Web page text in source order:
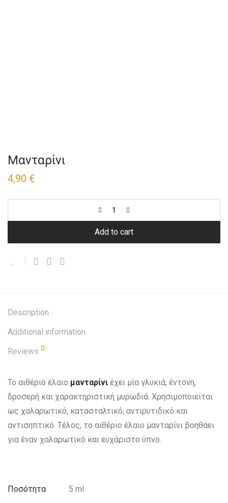
Μανταρίνι
4,90 €
Add to cart
Description
Additional information
Reviews 0
Το αιθέριο έλαιο μανταρίνι έχει μία γλυκιά, έντονη,
δροσερή και χαρακτηριστική μυρωδιά. Χρησιμοποιείται
ως χαλαρωτικό, κατασταλτικό, αντιρυτιδικό και
αντισηπτικό. Τέλος, το αιθέριο έλαιο μανταρίνι βοηθάει
για έναν χαλαρωτικό και ευχάριστο ύπνο.
Ποσότητα 5 ml